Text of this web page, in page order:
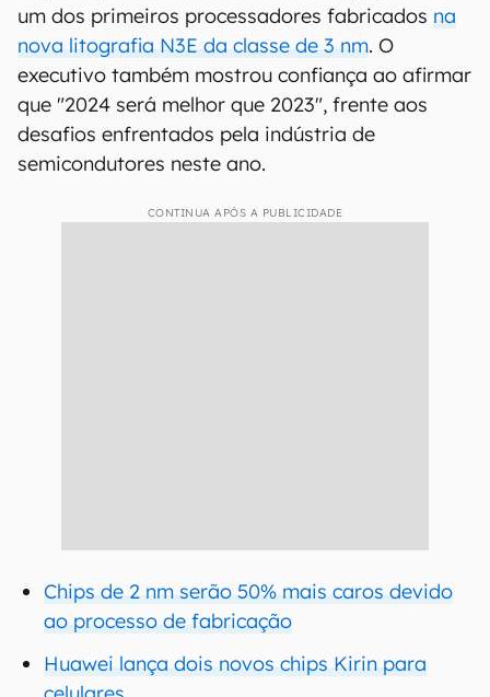
um dos primeiros processadores fabricados na
nova litografia N3E da classe de 3 nm. O
executivo também mostrou confiança ao afirmar
que "2024 será melhor que 2023", frente aos
desafios enfrentados pela indústria de
semicondutores neste ano.
CONTINUA APÓS A PUBLICIDADE
Chips de 2 nm serão 50% mais caros devido
ao processo de fabricação
Huawei lança dois novos chips Kirin para